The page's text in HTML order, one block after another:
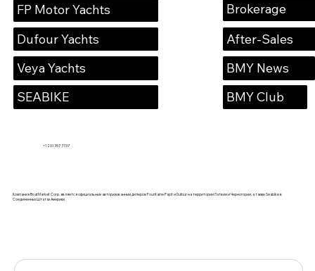
Компания BoatMarket Corp. является официальным авторизованным дилером Fountaine Pajot и Dufour на территории Латвии и Черногории, а также Seabike в
Соединенных Штатах Америки.
+1 201 357 7737
FP Motor Yachts
Dufour Yachts
Veya Yachts
SEABIKE
Brokerage
After-Sales
BMY News
BMY Club